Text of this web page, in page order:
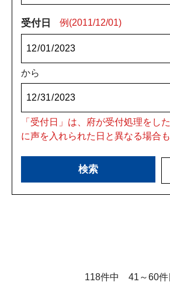
受付日 例(2011/12/01)
から
「受付日」は、府が受付処理をし
に声を入れられた日と異なる場合も
118件中 41～60件